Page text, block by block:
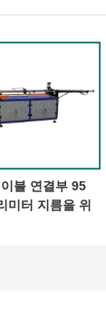
블 연결부 95
미터 지름을 위